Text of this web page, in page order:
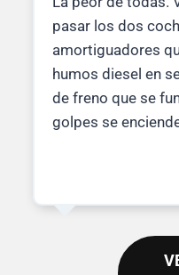
pasar los dos
amortiguadores
humos diesel en
de freno que se
golpes se